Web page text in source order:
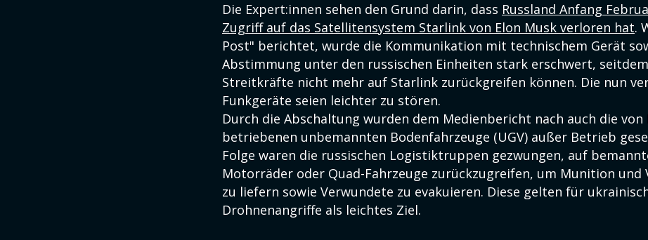
Die Expert:innen sehen den Grund darin, dass Russland Anfang
Zugriff auf das Satellitensystem Starlink von Elon Musk verloren hat.
Post" berichtet, wurde die Kommunikation mit technischem Gerät
Abstimmung unter den russischen Einheiten stark erschwert,
Streitkräfte nicht mehr auf Starlink zurückgreifen können. Die nun
Funkgeräte seien leichter zu stören.
Durch die Abschaltung wurden dem Medienbericht nach auch die von
betriebenen unbemannten Bodenfahrzeuge (UGV) außer Betrieb
Folge waren die russischen Logistiktruppen gezwungen, auf
Motorräder oder Quad-Fahrzeuge zurückzugreifen, um Munition und
zu liefern sowie Verwundete zu evakuieren. Diese gelten für
Drohnenangriffe als leichtes Ziel.